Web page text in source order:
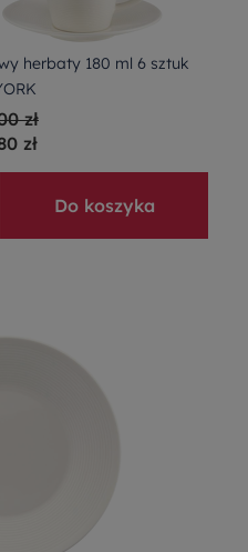
herbaty 180 ml 6 sztuk
zł
zł
Do koszyka